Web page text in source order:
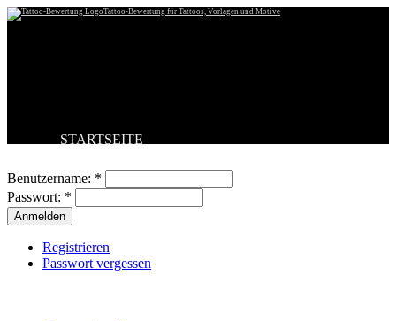
Tattoo-Bewertung für Tattoos, Vorlagen und Motive
STARTSEITE
BESTE TATTOOS
NEUESTE TATTOOS
KOMMENTARE
FORUM
Benutzername: *
Passwort: *
Registrieren
Passwort vergessen